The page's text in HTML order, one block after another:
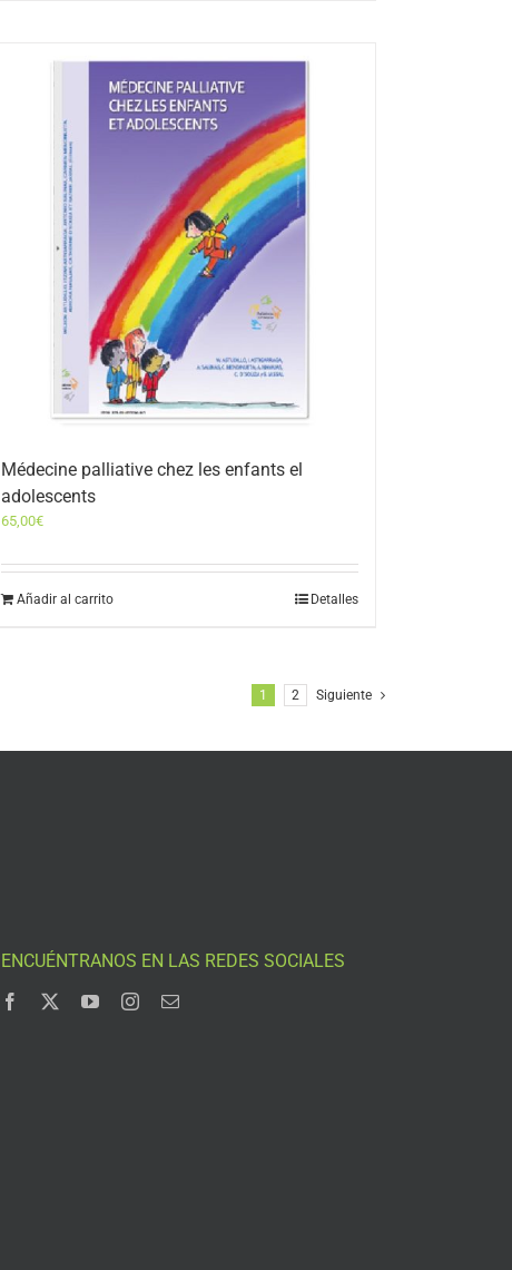
Médecine palliative chez les enfants el
adolescents
65,00€
Añadir al carrito Detalles
1 2 Siguiente
ENCUÉNTRANOS EN LAS REDES SOCIALES